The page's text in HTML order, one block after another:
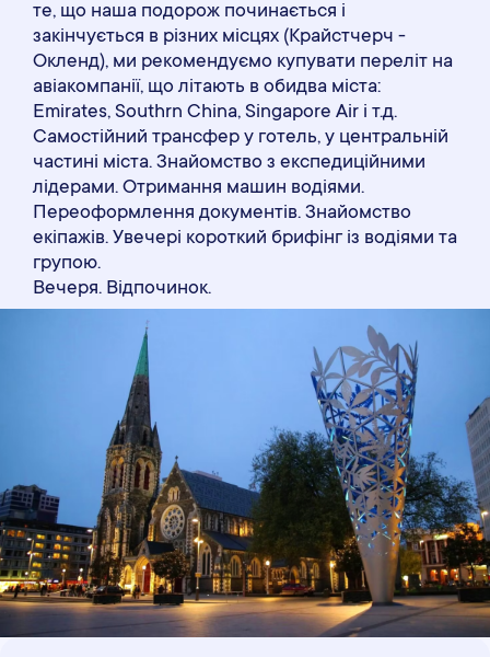
те, що наша подорож починається і
закінчується в різних місцях (Крайстчерч -
Окленд), ми рекомендуємо купувати переліт на
авіакомпанії, що літають в обидва міста:
Emirates, Southrn China, Singapore Air і т.д.
Самостійний трансфер у готель, у центральній
частині міста. Знайомство з експедиційними
лідерами. Отримання машин водіями.
Переоформлення документів. Знайомство
екіпажів. Увечері короткий брифінг із водіями та
групою.
Вечеря. Відпочинок.